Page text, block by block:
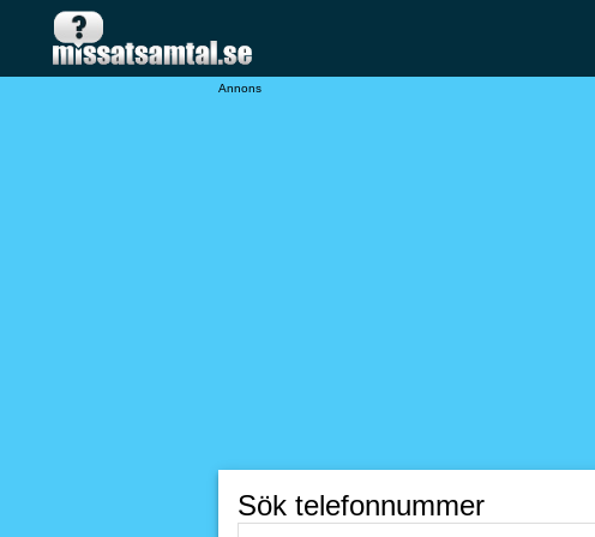
Annons
Sök telefonnummer